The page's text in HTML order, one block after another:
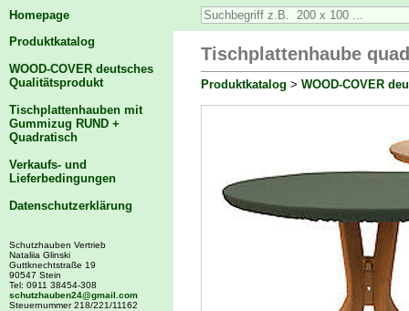
Homepage
Produktkatalog
WOOD-COVER deutsches
Qualitätsprodukt
Tischplattenhauben mit
Gummizug RUND +
Quadratisch
Verkaufs- und
Lieferbedingungen
Datenschutzerklärung
Schutzhauben Vertrieb
Nataliia Glinski
Guttknechtstraße 19
90547 Stein
Tel: 0911 38454-308
schutzhauben24@gmail.com
Steuernummer 218/221/11162
Tischplattenhaube
Produktkatalog > WOOD-COVER